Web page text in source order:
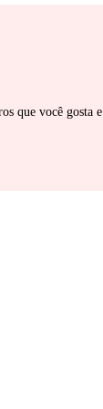
que você gosta e